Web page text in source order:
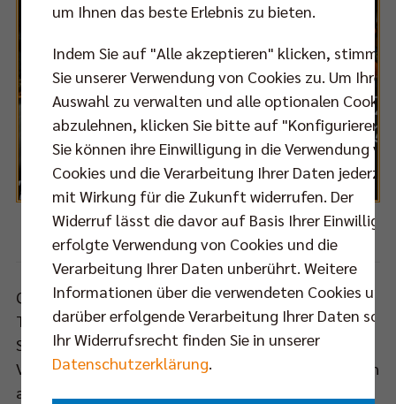
Quasi vom Start weg lief der innovative 3D-
Trikotkonfigurator als eine Maßnahme von ZEICHEN
SETZEN für den Nachwuchs! heiß. Insgesamt 21
Vereine und 25 Schulen nutzten die Möglichkeit, sich
auf
um Ihnen das beste Erlebnis zu bieten.
Indem Sie auf "Alle akzeptieren" klicken, stimmen
Sie unserer Verwendung von Cookies zu. Um Ihre
Auswahl zu verwalten und alle optionalen Cookies
abzulehnen, klicken Sie bitte auf "Konfigurieren".
Sie können ihre Einwilligung in die Verwendung
Cookies und die Verarbeitung Ihrer Daten
mit Wirkung für die Zukunft widerrufen. Der
Widerruf lässt die davor auf Basis Ihrer
erfolgte Verwendung von Cookies und die
Verarbeitung Ihrer Daten unberührt. Weitere
Informationen über die verwendeten Cookies und
darüber erfolgende Verarbeitung Ihrer Daten
Ihr Widerrufsrecht finden Sie in unserer
Datenschutzerklärung.